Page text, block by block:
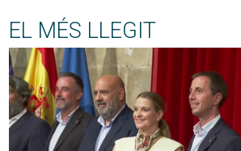
EL MÉS LLEGIT